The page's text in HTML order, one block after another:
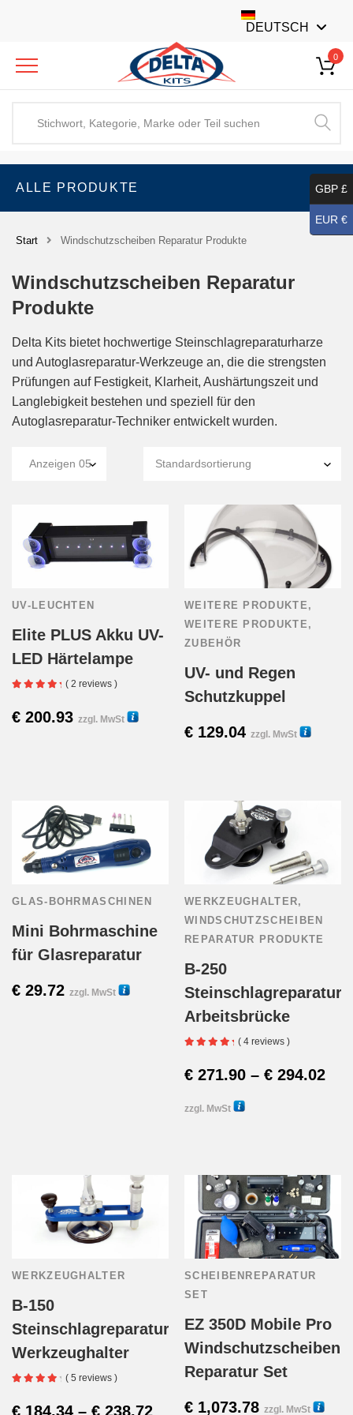
DEUTSCH
0
ALLE PRODUKTE
Start Windschutzscheiben Reparatur Produkte
Windschutzscheiben Reparatur
Produkte
Delta Kits bietet hochwertige Steinschlagreparaturharze
und Autoglasreparatur-Werkzeuge an, die die strengsten
Prüfungen auf Festigkeit, Klarheit, Aushärtungszeit und
Langlebigkeit bestehen und speziell für den
Autoglasreparatur-Techniker entwickelt wurden.
UV-LEUCHTEN
Elite PLUS Akku UV-
LED Härtelampe
( 2 reviews )
€ 200.93 zzgl. MwSt
WEITERE PRODUKTE ,
WEITERE PRODUKTE ,
ZUBEHÖR
UV- und Regen
Schutzkuppel
€ 129.04 zzgl. MwSt
GLAS-BOHRMASCHINEN
Mini Bohrmaschine
für Glasreparatur
€ 29.72 zzgl. MwSt
WERKZEUGHALTER,
WINDSCHUTZSCHEIBEN
REPARATUR PRODUKTE
B-250
Steinschlagreparatur
Arbeitsbrücke
( 4 reviews )
€ 271.90 – € 294.02
zzgl. MwSt
weist
Die
WERKZEUGHALTER
B-150
Steinschlagreparatur
Werkzeughalter
( 5 reviews )
€ 184.34 – € 238.72 Preisspanne:
SCHEIBENREPARATUR
SET
EZ 350D Mobile Pro
Windschutzscheiben
Reparatur Set
€ 1,073.78 zzgl. MwSt
GBP £
EUR €